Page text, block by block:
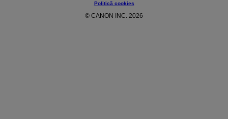
Politică cookies
© CANON INC. 2026